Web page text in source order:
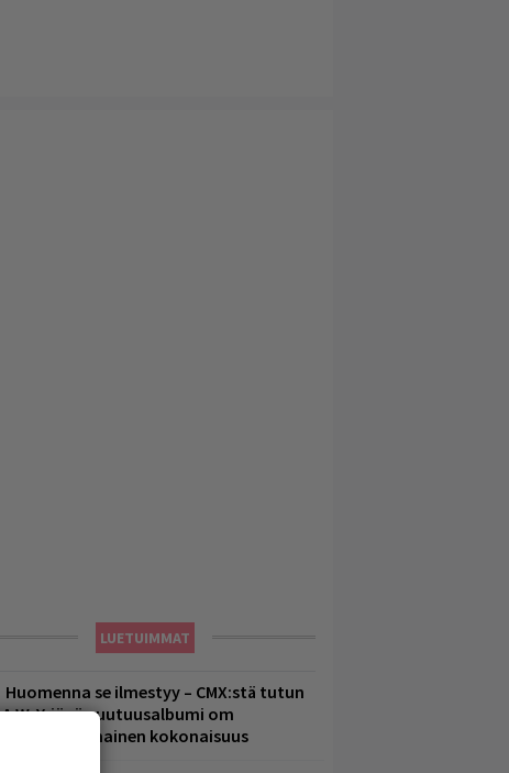
LUETUIMMAT
Huomenna se ilmestyy – CMX:stä tutun
A.W. Yrjänän uutuusalbumi om
mammuttimainen kokonaisuus